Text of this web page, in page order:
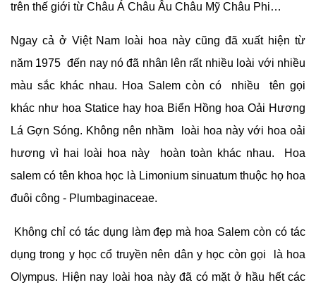
trên thế giới từ Châu Á Châu Âu Châu Mỹ Châu Phi…
Ngay cả ở Việt Nam loài hoa này cũng đã xuất hiện từ
năm 1975 đến nay nó đã nhân lên rất nhiều loài với nhiều
màu sắc khác nhau. Hoa Salem còn có nhiều tên gọi
khác như hoa Statice hay hoa Biển Hồng hoa Oải Hương
Lá Gợn Sóng. Không nên nhầm loài hoa này với hoa oải
hương vì hai loài hoa này hoàn toàn khác nhau. Hoa
salem có tên khoa học là Limonium sinuatum thuộc họ hoa
đuôi công - Plumbaginaceae.
Không chỉ có tác dụng làm đẹp mà hoa Salem còn có tác
dụng trong y học cổ truyền nên dân y học còn gọi là hoa
Olympus. Hiện nay loài hoa này đã có mặt ở hầu hết các